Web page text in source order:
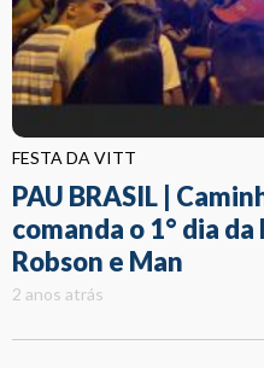
FESTA DA VITT
PAU BRASIL |
comanda o 1° dia
Robson e Man
2 anos atrás